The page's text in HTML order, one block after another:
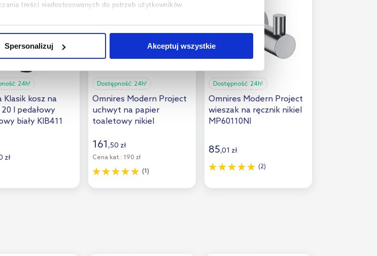
treści niedostosowanych do potrzeb użytkowników.
do zakładek „Informacje o plikach cookie”.
Spersonalizuj Akceptuj wszystkie
24h!
Klasik kosz na
l pedałowy
biały KIB411
zł
Dostępność: 24h!
Omnires Modern Project
uchwyt na papier
toaletowy nikiel
161 ,50 zł
Cena kat.: 190 zł
(1)
Dostępność: 24h!
Omnires Modern Project
wieszak na ręcznik nikiel
MP60110NI
85,01 zł
(2)